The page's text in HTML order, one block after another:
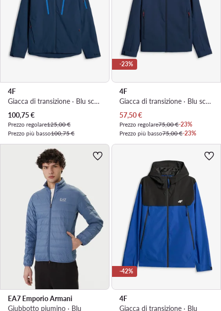
4F
Giacca di transizione · Blu scuro
Prezzo attuale
100,75€
Prezzo regolare125,00 €
Prezzo più basso100,75 €
-23%
4F
Giacca di transizione · Blu scuro
Prezzo attuale
57,50€
Prezzo regolare75,00 €-23%
Prezzo più basso75,00 €-23%
EA7 Emporio Armani
Giubbotto piumino · Blu
-42%
4F
Giacca di transizione · Blu